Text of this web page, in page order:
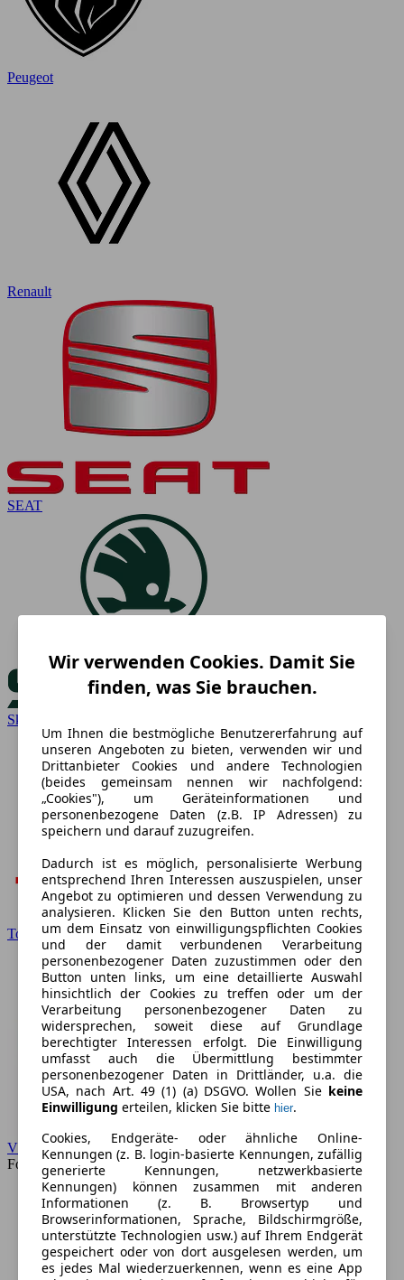
Peugeot
Renault
SEAT
Skoda
Toyota
VW
Forum
Wir verwenden Cookies. Damit Sie
finden, was Sie brauchen.
Um Ihnen die bestmögliche Benutzererfahrung auf
unseren Angeboten zu bieten, verwenden wir und
Drittanbieter Cookies und andere Technologien
(beides gemeinsam nennen wir nachfolgend:
„Cookies"), um Geräteinformationen und
personenbezogene Daten (z.B. IP Adressen) zu
speichern und darauf zuzugreifen.
Dadurch ist es möglich, personalisierte Werbung
entsprechend Ihren Interessen auszuspielen, unser
Angebot zu optimieren und dessen Verwendung zu
analysieren. Klicken Sie den Button unten rechts,
um dem Einsatz von einwilligungspflichten Cookies
und der damit verbundenen Verarbeitung
personenbezogener Daten zuzustimmen oder den
Button unten links, um eine detaillierte Auswahl
hinsichtlich der Cookies zu treffen oder um der
Verarbeitung personenbezogener Daten zu
widersprechen, soweit diese auf Grundlage
berechtigter Interessen erfolgt. Die Einwilligung
umfasst auch die Übermittlung bestimmter
personenbezogener Daten in Drittländer, u.a. die
USA, nach Art. 49 (1) (a) DSGVO. Wollen Sie keine
Einwilligung erteilen, klicken Sie bitte hier.
Cookies, Endgeräte- oder ähnliche Online-
Kennungen (z. B. login-basierte Kennungen, zufällig
generierte Kennungen, netzwerkbasierte
Kennungen) können zusammen mit anderen
Informationen (z. B. Browsertyp und
Browserinformationen, Sprache, Bildschirmgröße,
unterstützte Technologien usw.) auf Ihrem Endgerät
gespeichert oder von dort ausgelesen werden, um
es jedes Mal wiederzuerkennen, wenn es eine App